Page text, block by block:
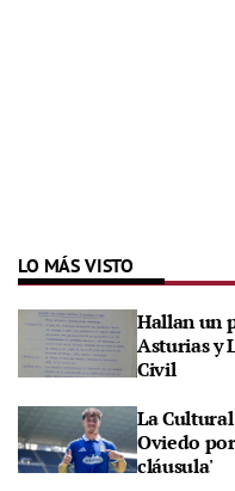
LO MÁS VISTO
Hallan un
Asturias y
Civil
La
Oviedo
cláusula'